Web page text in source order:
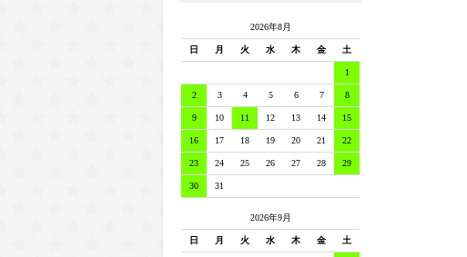
2026年8月
日 月 火 水 木 金 土
1
2 3 4 5 6 7 8
9 10 11 12 13 14 15
16 17 18 19 20 21 22
23 24 25 26 27 28 29
30 31
2026年9月
日 月 火 水 木 金 土